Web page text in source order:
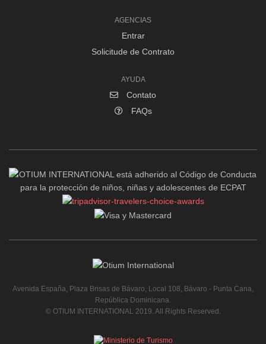
AGENCIAS
Entrar
Solicitude de Contrato
AYUDA
Contato
FAQs
Avenida España, Plaza Brisas de Bávaro, Local 108, Bávaro - Punta Cana,
República Dominicana.
© OTIUM INTERNATIONAL 2019. All Rights Reserved.